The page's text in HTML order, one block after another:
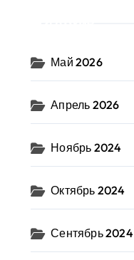
Май 2026
Апрель 2026
Ноябрь 2024
Октябрь 2024
Сентябрь 2024